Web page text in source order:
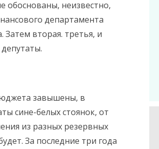
обоснованы, неизвестно,
департамента
вторая. третья, и
завышены, в
сине-белых стоянок, от
из разных резервных
За последние три года